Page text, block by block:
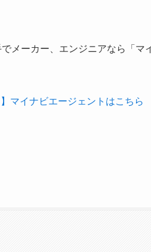
メーカー、エンジニアなら「マ
マイナビエージェントはこちら